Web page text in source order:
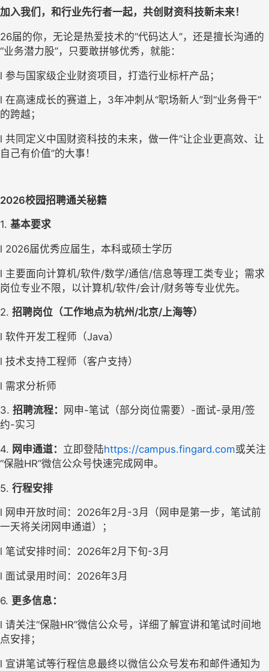
加入我们，和行业先行者一起， 共创财资科技新未来！
26届的你， 无论是热爱技术的“代码达人”， 还是擅长沟通的
“业务潜力股”，只要敢拼够优秀，就能：
l 参与国家级企业财资项目， 打造行业标杆产品 ；
l 在高速成长的赛道上， 3年冲刺 从“职场新人”到“业务骨干”
的跨越；
l 共同定义中国财资科技的未来，做一件“让企业更高效、让
自己有价值”的大事！
2026校园招聘通关秘籍
1. 基本要求
l 2026届优秀应届生 ，本科或硕士学历
l 主要面向计算机/软件/数学/通信/信息等理工类专业 ； 需求
岗位专业不限， 以计算机/软件/会计/财务等专业优先。
2. 招聘岗位 （工作地点为杭州 /北京/上海等）
l 软件开发工程师（Java）
l 技术支持工程师（客户支持）
l 需求分析师
3. 招聘流程： 网申-笔试（部分岗位需要） -面试-录用 /签
约-实习
4. 网申通道： 立即登陆https://campus.fingard.com或关注
“保融HR”微信公众号快速完成网申。
5. 行程安排
l 网申开放时间： 2026年2月 -3月
（网申是第一步，笔试前
一天将关闭网申通道）；
l 笔试安排时间： 2026年2月下旬-3月
l 面试录用时间： 2026年3月
6. 更多信息：
l 请关注“保融HR”微信公众号 ，详细了解宣讲和笔试时间地
点安排；
l 宣讲笔试等行程信息最终以微信公众号发布和邮件通知为